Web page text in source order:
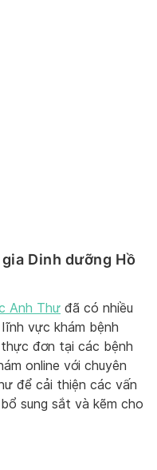
Dinh dưỡng Hồ
Anh Thư đã có nhiều
vực khám bệnh
đơn tại các bệnh
online với chuyên
để cải thiện các vấn
sung sắt và kẽm cho